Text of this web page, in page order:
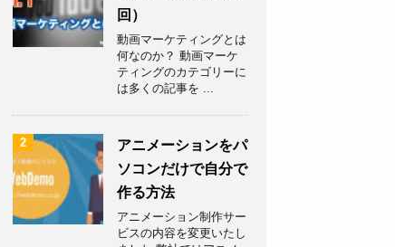
回）
動画マーケティングとは
何なのか？ 動画マーケ
ティングのカテゴリーに
は多くの記事を ...
2
アニメーションをパ
ソコンだけで自分で
作る方法
アニメーション制作サー
ビスの内容を変更いたし